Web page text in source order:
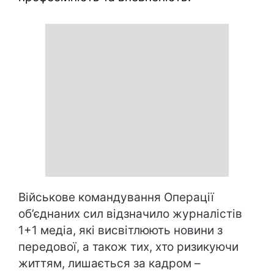
Військове командування Операції
об’єднаних сил відзначило журналістів
1+1 медіа, які висвітлюють новини з
передової, а також тих, хто ризикуючи
життям, лишається за кадром –